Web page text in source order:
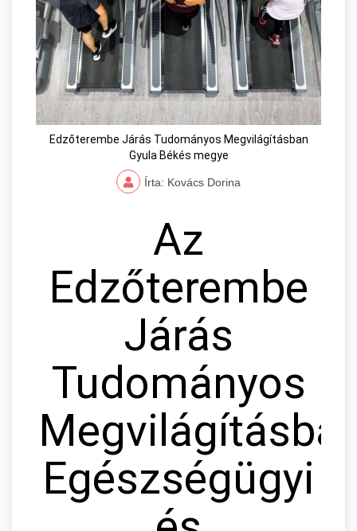
Edzőterembe Járás Tudományos Megvilágításban
Gyula Békés megye
Írta: Kovács Dorina
Az
Edzőterembe
Járás
Tudományos
Egészségügyi